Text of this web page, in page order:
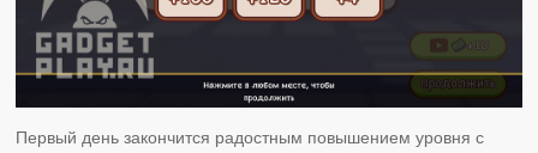
Первый день закончится радостным повышением уровня с